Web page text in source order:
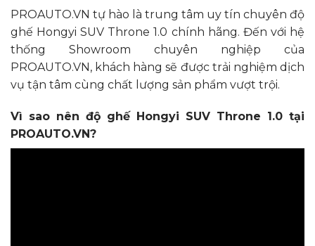
PROAUTO.VN tự hào là trung tâm uy tín chuyên độ
ghế Hongyi SUV Throne 1.0 chính hãng. Đến với hệ
thống Showroom chuyên nghiệp của
PROAUTO.VN, khách hàng sẽ được trải nghiệm dịch
vụ tận tâm cùng chất lượng sản phẩm vượt trội.
Vì sao nên độ ghế Hongyi SUV Throne 1.0 tại
PROAUTO.VN?